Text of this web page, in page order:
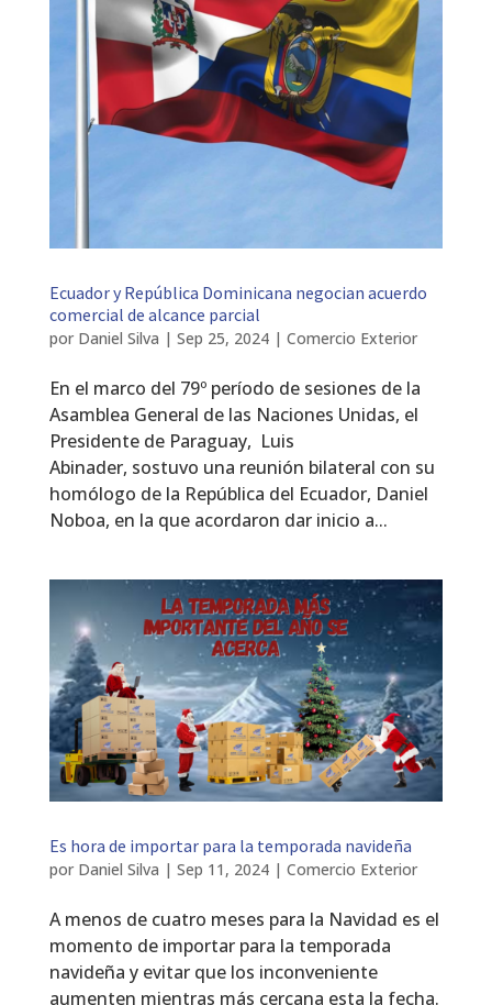
Ecuador y República Dominicana negocian acuerdo
comercial de alcance parcial
por Daniel Silva | Sep 25, 2024| Comercio Exterior
En el marco del 79º período de sesiones de la
Asamblea General de las Naciones Unidas, el
Presidente de Paraguay, Luis
Abinader, sostuvo una reunión bilateral con su
homólogo de la República del Ecuador, Daniel
Noboa, en la que acordaron dar inicio a...
Es hora de importar para la temporada navideña
por Daniel Silva | Sep 11, 2024| Comercio Exterior
A menos de cuatro meses para la Navidad es el
momento de importar para la temporada
navideña y evitar que los inconveniente
aumenten mientras más cercana esta la fecha.